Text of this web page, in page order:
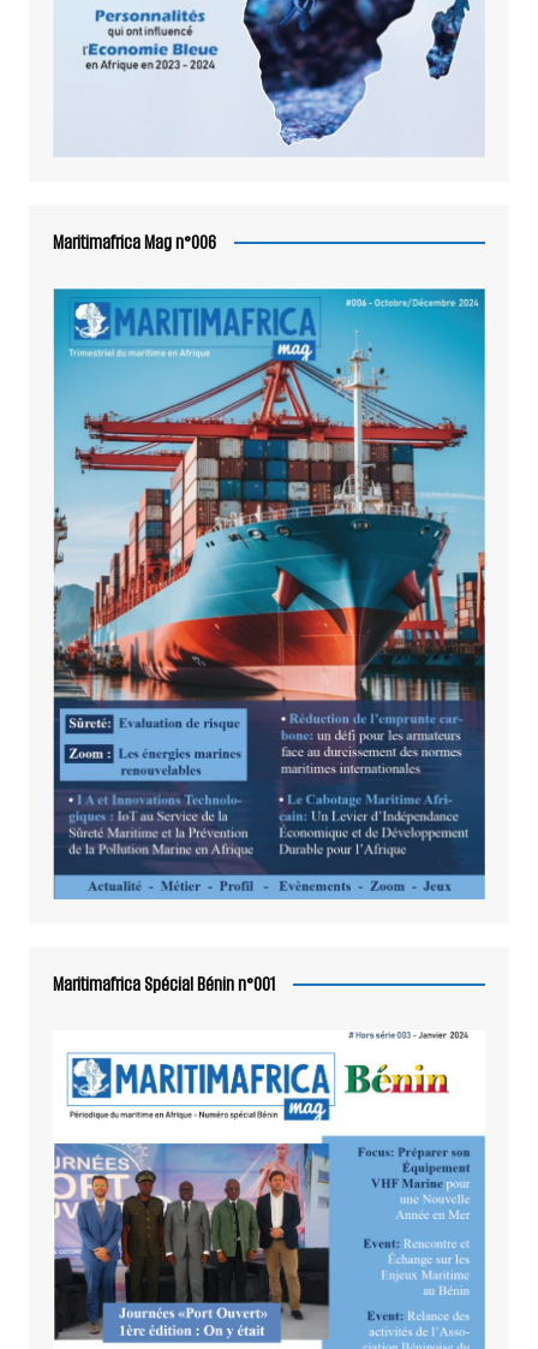
Maritimafrica Mag n°006
Maritimafrica Spécial Bénin n°001